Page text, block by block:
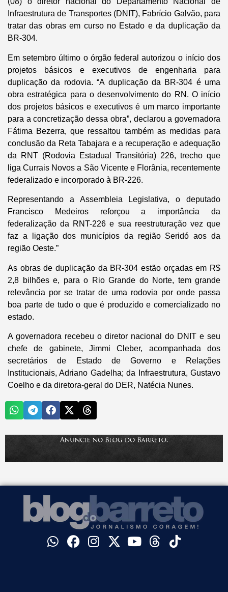
Infraestrutura de Transportes (DNIT), Fabrício Galvão, para
tratar das obras em curso no Estado e da duplicação da
BR-304.
Em setembro último o órgão federal autorizou o início dos
projetos básicos e executivos de engenharia para
duplicação da rodovia. “A duplicação da BR-304 é uma
obra estratégica para o desenvolvimento do RN. O início
dos projetos básicos e executivos é um marco importante
para a concretização dessa obra”, declarou a governadora
Fátima Bezerra, que ressaltou também as medidas para
conclusão da Reta Tabajara e a recuperação e adequação
da RNT (Rodovia Estadual Transitória) 226, trecho que
liga Currais Novos a São Vicente e Florânia, recentemente
federalizado e incorporado à BR-226.
Representando a Assembleia Legislativa, o deputado
Francisco Medeiros reforçou a importância da
federalização da RNT-226 e sua reestruturação vez que
faz a ligação dos municípios da região Seridó aos da
região Oeste.”
As obras de duplicação da BR-304 estão orçadas em R$
2,8 bilhões e, para o Rio Grande do Norte, tem grande
relevância por se tratar de uma rodovia por onde passa
boa parte de tudo o que é produzido e comercializado no
estado.
A governadora recebeu o diretor nacional do DNIT e seu
chefe de gabinete, Jimmi Cleber, acompanhada dos
secretários de Estado de Governo e Relações
Institucionais, Adriano Gadelha; da Infraestrutura, Gustavo
Coelho e da diretora-geral do DER, Natécia Nunes.